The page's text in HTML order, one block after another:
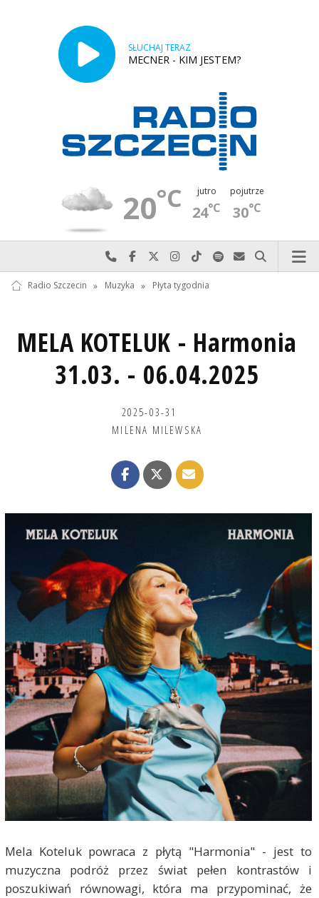
SŁUCHAJ TERAZ
MECNER - KIM JESTEM?
20°C jutro
24°C
pojutrze
30°C
Najlepiej po prostu do nas zadzwoń
Odwiedź nas na Facebook-u
Odwiedź nas na X
Odwiedź nas na Instagram-ie
Odwiedź nas na TikTok-u
Szukaj nas na Spotify
Wyślij do nas
Szukaj
Radio Szczecin » Muzyka » Płyta tygodnia
MELA KOTELUK - Harmonia
31.03. - 06.04.2025
2025-03-31
MILENA MILEWSKA
Mela Koteluk powraca z płytą "Harmonia" - jest to
muzyczna podróż przez świat pełen kontrastów i
poszukiwań równowagi, która ma przypominać, że